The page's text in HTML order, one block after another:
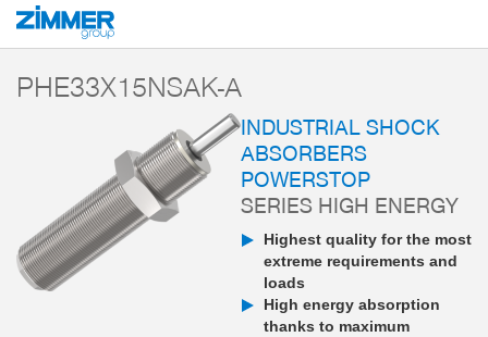
Start Products
PHE33X15NSAK-A
INDUSTRIAL SHOCK
ABSORBERS
POWERSTOP
SERIES HIGH ENERGY
Highest quality for the most
extreme requirements and
loads
High energy absorption
thanks to maximum